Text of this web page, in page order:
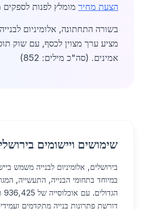
הצעת מחיר מומלץ לפנות לספקים
בשורה התחתונה, אלומיניום
מציע ערך מצוין לכסף, עם שוק
אמינים. (סה"כ מילים: 852)
שימושים ויישומים
בירושלים, אלומיניום לבנייה משמש
במיוחד בתחומי הבנייה, התעשייה,